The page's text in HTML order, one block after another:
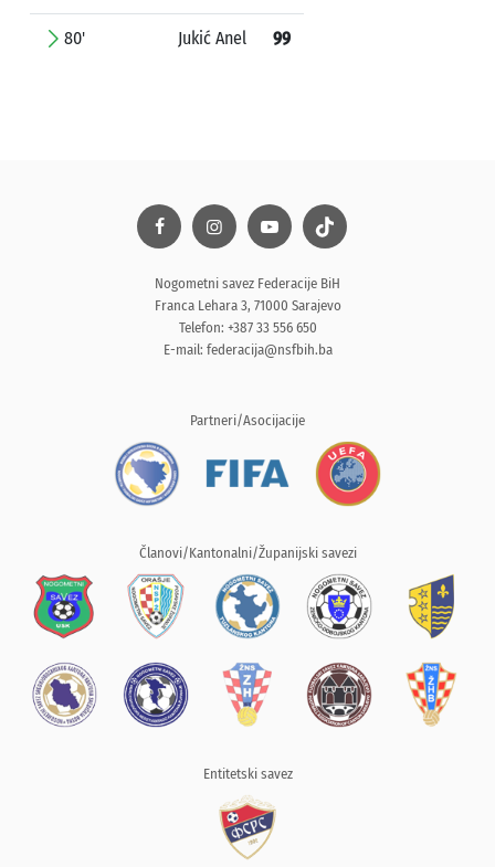
80' Jukić Anel 99
Nogometni savez Federacije BiH
Franca Lehara 3, 71000 Sarajevo
Telefon: +387 33 556 650
E-mail: federacija@nsfbih.ba
Partneri/Asocijacije
Članovi/Kantonalni/Županijski savezi
Entitetski savez